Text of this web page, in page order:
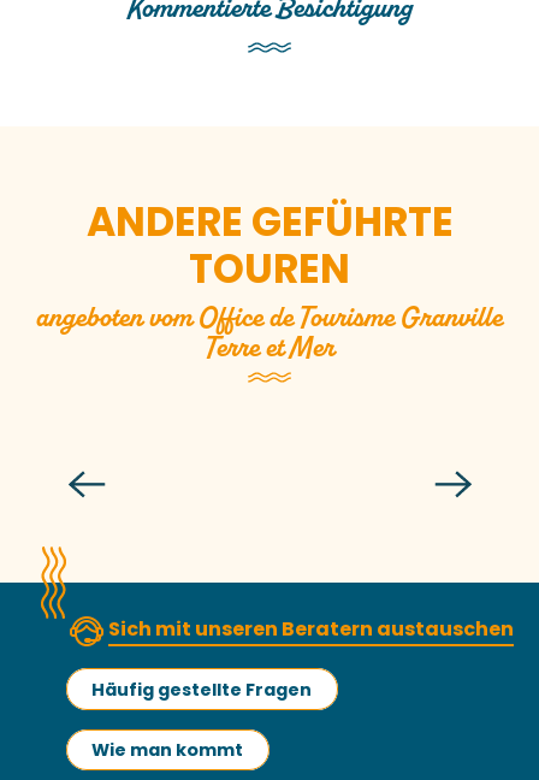
Kommentierte Besichtigung
ANDERE GEFÜHRTE
TOUREN
angeboten vom Office de Tourisme Granville
Terre et Mer
Sich mit unseren Beratern austauschen
Häufig gestellte Fragen
Wie man kommt